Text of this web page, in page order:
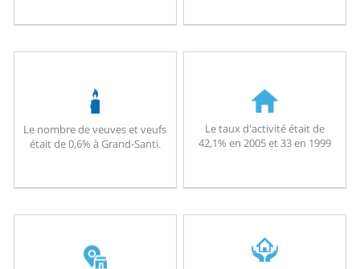
Le nombre de veuves et veufs
était de 0,6% à Grand-Santi.
Le taux d'activité était de
42,1% en 2005 et 33 en 1999